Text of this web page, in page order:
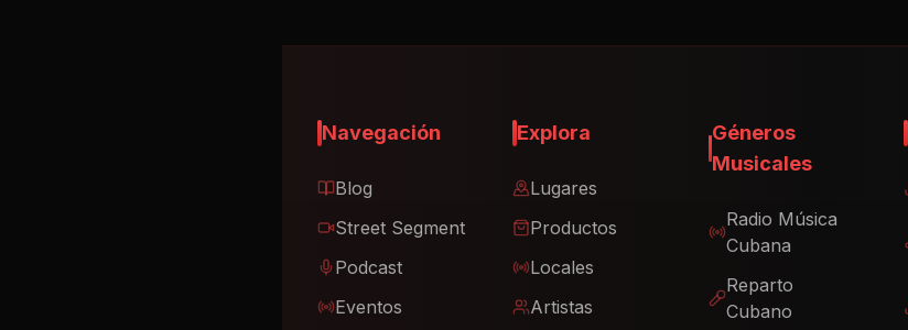
Navegación
Blog
Street Segment
Podcast
Eventos
Explora
Lugares
Productos
Locales
Artistas
Géneros
Musicales
Radio Música
Cubana
Reparto
Cubano